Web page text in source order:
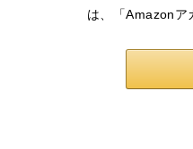
は、「Amazonア